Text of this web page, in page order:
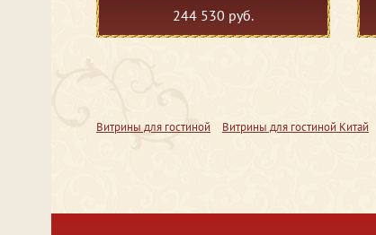
244 530 руб.
Витрины для гостиной Витрины для гостиной Китай